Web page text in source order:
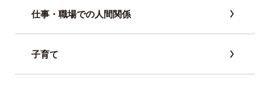
仕事・職場での人間関係
子育て